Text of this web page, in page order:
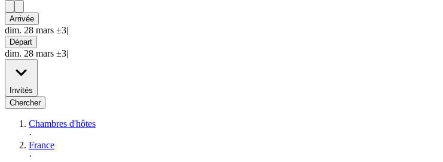
Arrivée
dim. 28 mars ±3|
Départ
dim. 28 mars ±3|
Invités
Chercher
Chambres d'hôtes
·
France
·